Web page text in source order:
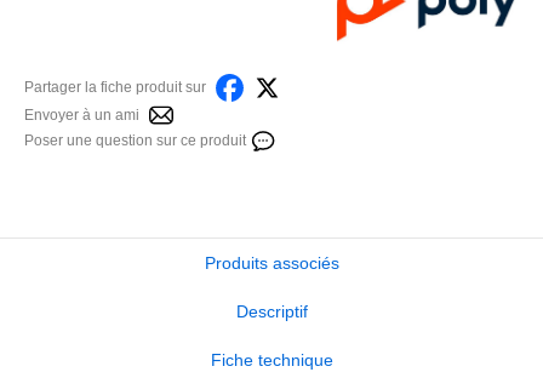
Partager la fiche produit sur
Envoyer à un ami
Poser une question sur ce produit
Produits associés
Descriptif
Fiche technique